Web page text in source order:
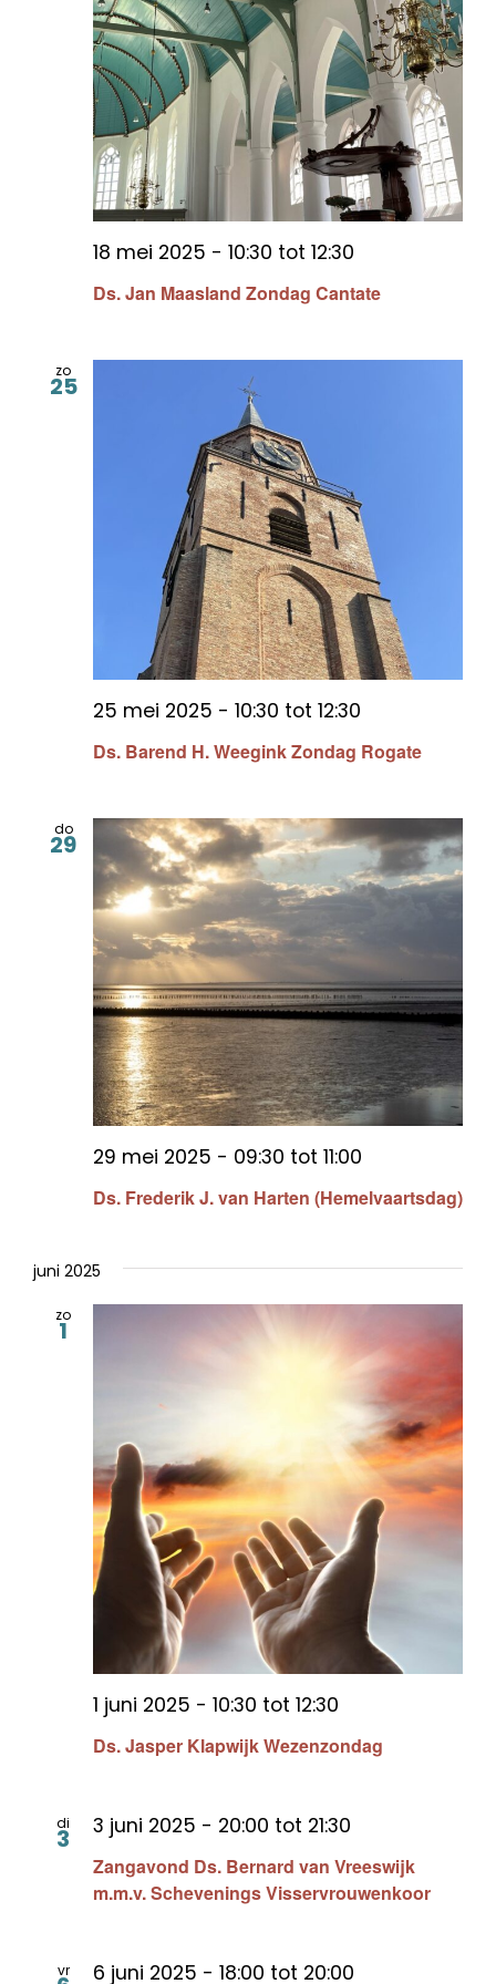
Ds. Jan Maasland Zondag Cantate
18 mei 2025 - 10:30 tot 12:30
zo
25
Ds. Barend H. Weegink Zondag Rogate
25 mei 2025 - 10:30 tot 12:30
do
29
Ds. Frederik J. van Harten (Hemelvaartsdag)
29 mei 2025 - 09:30 tot 11:00
juni 2025
zo
1
Ds. Jasper Klapwijk Wezenzondag
1 juni 2025 - 10:30 tot 12:30
di
3
Zangavond Ds. Bernard van Vreeswijk
m.m.v. Schevenings Visservrouwenkoor
3 juni 2025 - 20:00 tot 21:30
vr 6 juni 2025 - 18:00 tot 20:00